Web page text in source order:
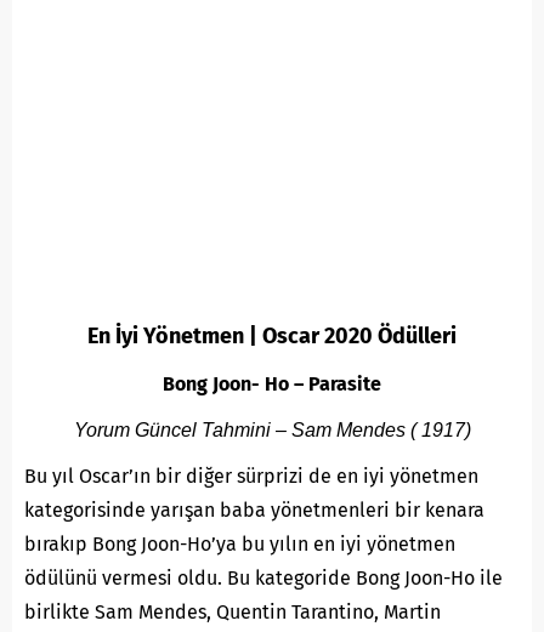
En İyi Yönetmen | Oscar 2020 Ödülleri
Bong Joon- Ho – Parasite
Yorum Güncel Tahmini – Sam Mendes ( 1917)
Bu yıl Oscar’ın bir diğer sürprizi de en iyi yönetmen
kategorisinde yarışan baba yönetmenleri bir kenara
bırakıp Bong Joon-Ho’ya bu yılın en iyi yönetmen
ödülünü vermesi oldu. Bu kategoride Bong Joon-Ho ile
birlikte Sam Mendes, Quentin Tarantino, Martin